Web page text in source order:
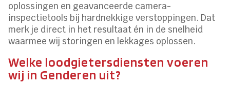
oplossingen en geavanceerde camera-
inspectietools bij hardnekkige verstoppingen. Dat
merk je direct in het resultaat én in de snelheid
waarmee wij storingen en lekkages oplossen.
Welke loodgietersdiensten voeren
wij in Genderen uit?